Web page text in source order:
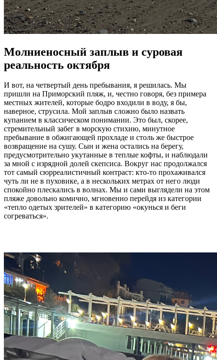
Молниеносный заплыв и суровая
реальность октября
И вот, на четвертый день пребывания, я решилась. Мы
пришли на Приморский пляж, и, честно говоря, без примера
местных жителей, которые бодро входили в воду, я бы,
наверное, струсила. Мой заплыв сложно было назвать
купанием в классическом понимании. Это был, скорее,
стремительный забег в морскую стихию, минутное
пребывание в обжигающей прохладе и столь же быстрое
возвращение на сушу. Сын и жена остались на берегу,
предусмотрительно укутанные в теплые кофты, и наблюдали
за мной с изрядной долей скепсиса. Вокруг нас продолжался
тот самый сюрреалистичный контраст: кто-то прохаживался
чуть ли не в пуховике, а в нескольких метрах от него люди
спокойно плескались в волнах. Мы и сами выглядели на этом
пляже довольно комично, мгновенно перейдя из категории
«тепло одетых зрителей» в категорию «окунься и беги
согреваться».